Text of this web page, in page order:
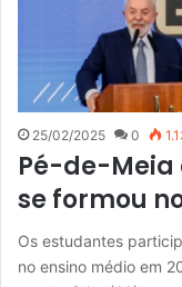
25/02/2025 0
Pé-de-Meia
se formou
Os estudantes
no ensino médio em